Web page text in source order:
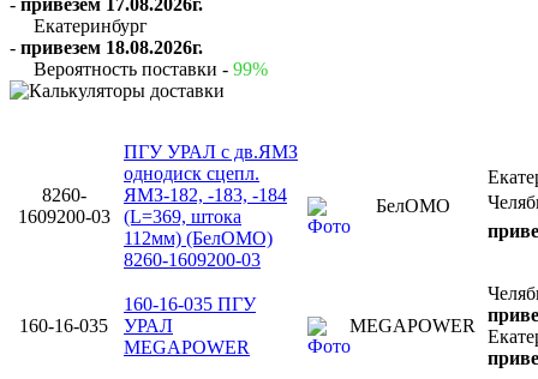
Екатеринбург
- привезем 18.08.2026г.
Вероятность поставки - 99%
8260-
1609200-03
ПГУ УРАЛ с дв.ЯМЗ
однодиск сцепл.
ЯМЗ-182, -183, -184
(L=369, штока
112мм) (БелОМО)
8260-1609200-03
БелОМО
160-16-035
160-16-035 ПГУ
УРАЛ
MEGAPOWER
MEGAPOWER